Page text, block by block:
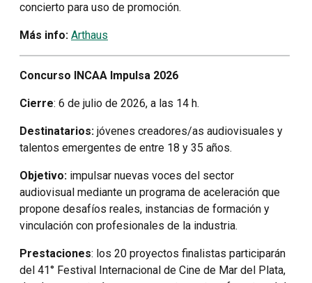
concierto para uso de promoción.
Más info: Arthaus
Concurso INCAA Impulsa 2026
Cierre: 6 de julio de 2026, a las 14 h.
Destinatarios: jóvenes creadores/as audiovisuales y
talentos emergentes de entre 18 y 35 años.
Objetivo: impulsar nuevas voces del sector
audiovisual mediante un programa de aceleración que
propone desafíos reales, instancias de formación y
vinculación con profesionales de la industria.
Prestaciones: los 20 proyectos finalistas participarán
del 41° Festival Internacional de Cine de Mar del Plata,